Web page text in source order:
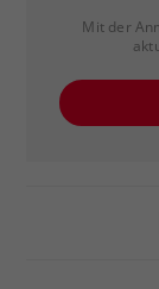
Mit der